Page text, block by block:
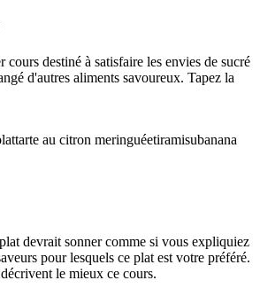
cours destiné à satisfaire les envies de sucré
d'autres aliments savoureux. Tapez la
tarte au citron meringuéetiramisubanana
devrait sonner comme si vous expliquiez
pour lesquels ce plat est votre préféré.
le mieux ce cours.